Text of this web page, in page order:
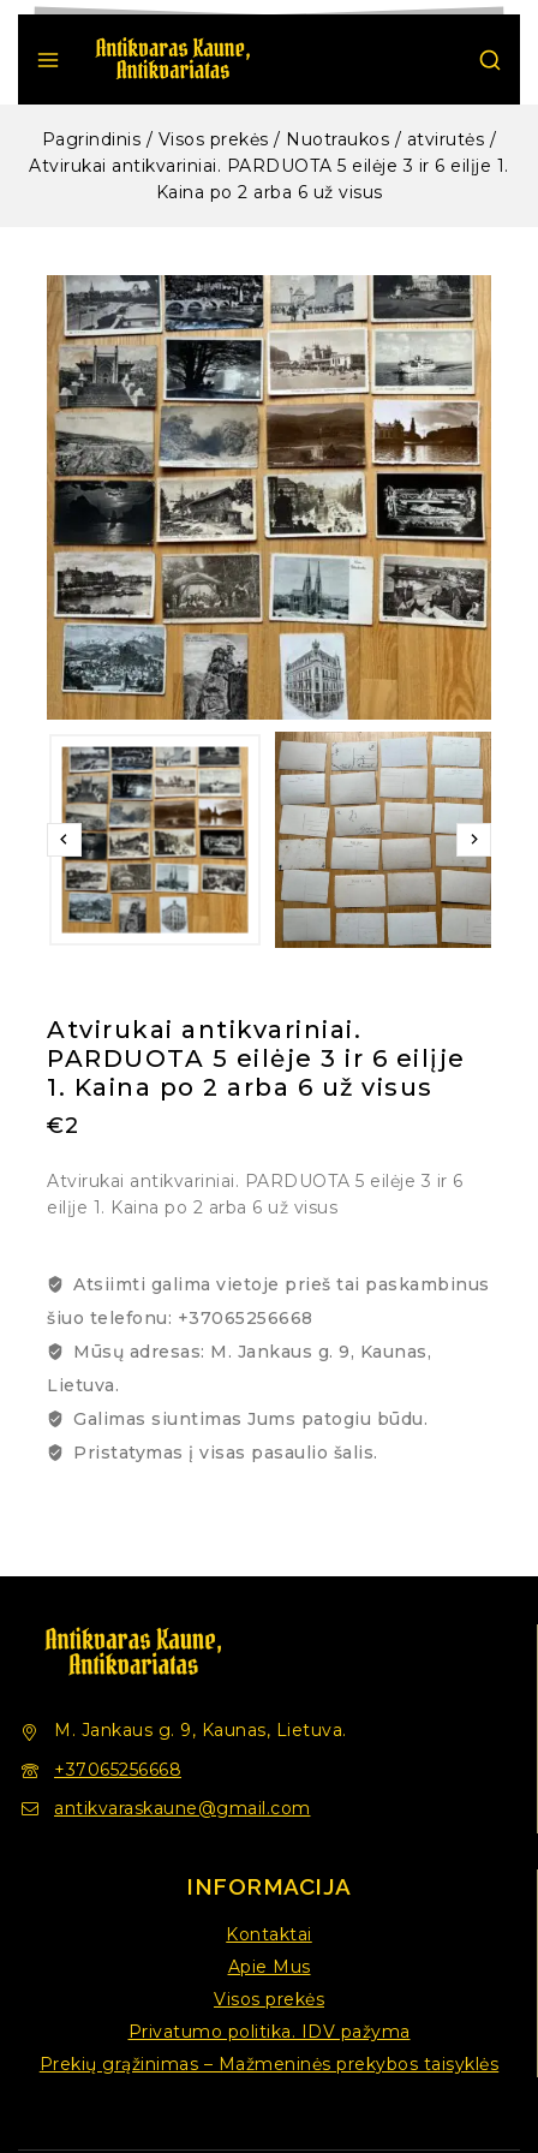
Pagrindinis / Visos prekės / Nuotraukos / atvirutės /
Atvirukai antikvariniai. PARDUOTA 5 eilėje 3 ir 6 eilįje 1.
Kaina po 2 arba 6 už visus
Atvirukai antikvariniai.
PARDUOTA 5 eilėje 3 ir 6 eilįje
1. Kaina po 2 arba 6 už visus
€2
Atvirukai antikvariniai. PARDUOTA 5 eilėje 3 ir 6
eilįje 1. Kaina po 2 arba 6 už visus
Atsiimti galima vietoje prieš tai paskambinus
šiuo telefonu: +37065256668
Mūsų adresas: M. Jankaus g. 9, Kaunas,
Lietuva.
Galimas siuntimas Jums patogiu būdu.
Pristatymas į visas pasaulio šalis.
M. Jankaus g. 9, Kaunas, Lietuva.
+37065256668
antikvaraskaune@gmail.com
INFORMACIJA
Kontaktai
Apie Mus
Visos prekės
Privatumo politika. IDV pažyma
Prekių grąžinimas – Mažmeninės prekybos taisyklės